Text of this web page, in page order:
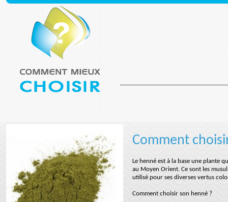
Comment
Le henné est à la base une plante
au Moyen Orient. Ce sont les
utilisé pour ses diverses vertus
Comment choisir son henné ?